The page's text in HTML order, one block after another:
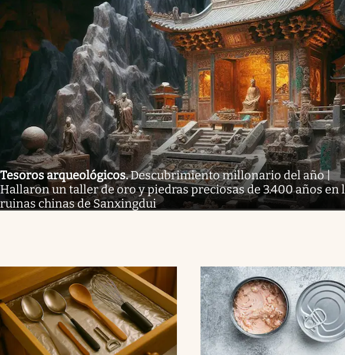
Tesoros arqueológicos.Descubrimiento millonario del año |
Hallaron un taller de oro y piedras preciosas de 3.400 años en
ruinas chinas de Sanxingdui